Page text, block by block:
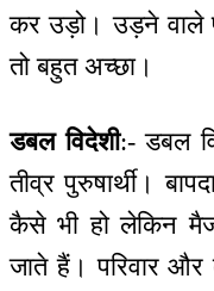
कर उड़ो। उड़ने वाले
तो बहुत अच्छा।
डबल विदेशी:- डबल
तीव्र पुरुषार्थी।
कैसे भी हो लेकिन
जाते हैं। परिवार और